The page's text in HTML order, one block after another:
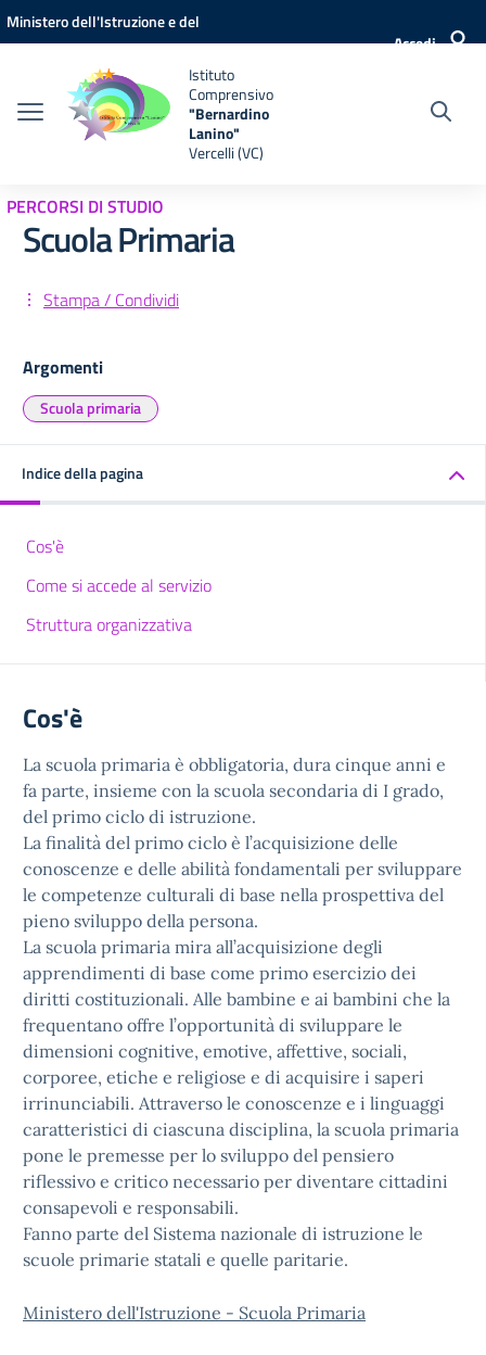
Vai ai contenuti
Vai al menu di navigazione
Vai al footer
Ministero dell'Istruzione e del
Accedi
Istituto
Comprensivo
"Bernardino
Lanino"
Vercelli (VC)
PERCORSI DI STUDIO
Scuola Primaria
Stampa / Condividi
Argomenti
Scuola primaria
Indice della pagina
Cos'è
Come si accede al servizio
Struttura organizzativa
Cos'è
La scuola primaria è obbligatoria, dura cinque anni e
fa parte, insieme con la scuola secondaria di I grado,
del primo ciclo di istruzione.
La finalità del primo ciclo è l’acquisizione delle
conoscenze e delle abilità fondamentali per sviluppare
le competenze culturali di base nella prospettiva del
pieno sviluppo della persona.
La scuola primaria mira all’acquisizione degli
apprendimenti di base come primo esercizio dei
diritti costituzionali. Alle bambine e ai bambini che la
frequentano offre l’opportunità di sviluppare le
dimensioni cognitive, emotive, affettive, sociali,
corporee, etiche e religiose e di acquisire i saperi
irrinunciabili. Attraverso le conoscenze e i linguaggi
caratteristici di ciascuna disciplina, la scuola primaria
pone le premesse per lo sviluppo del pensiero
riflessivo e critico necessario per diventare cittadini
consapevoli e responsabili.
Fanno parte del Sistema nazionale di istruzione le
scuole primarie statali e quelle paritarie.
Ministero dell'Istruzione - Scuola Primaria